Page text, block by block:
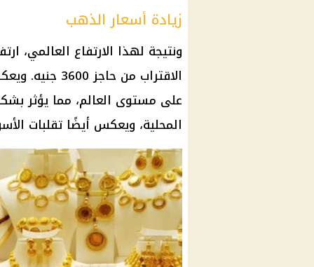
زيادة أسعار الذهب
الاقتراب من
على مستوى العالم، مما يؤثر
المحلية، ويعكس أيضًا تقلبات